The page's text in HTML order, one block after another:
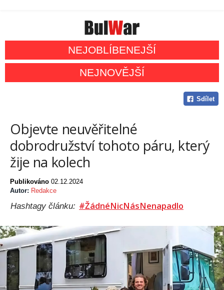
NEJOBLÍBENEJŠÍ
NEJNOVĚJŠÍ
Sdílet
Objevte neuvěřitelné
dobrodružství tohoto páru, který
žije na kolech
Publikováno 02.12.2024
Autor: Redakce
Hashtagy článku: #ŽádnéNicNásNenapadlo